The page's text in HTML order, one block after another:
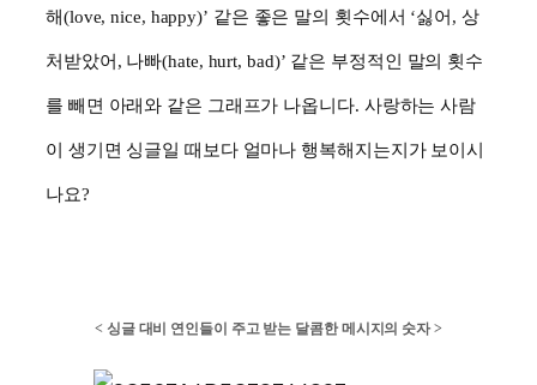
해(love, nice, happy)’ 같은 좋은 말의 횟수에서 ‘싫어 , 상
처받았어 , 나빠(hate, hurt, bad)’ 같은 부정적인 말의 횟수
를 빼면 아래와 같은 그래프가 나옵니다. 사랑하는 사람
이 생기면 싱글일 때보다 얼마나 행복해지는지가 보이시
나요?
< 싱글 대비 연인들이 주고 받는 달콤한 메시지의 숫자 >